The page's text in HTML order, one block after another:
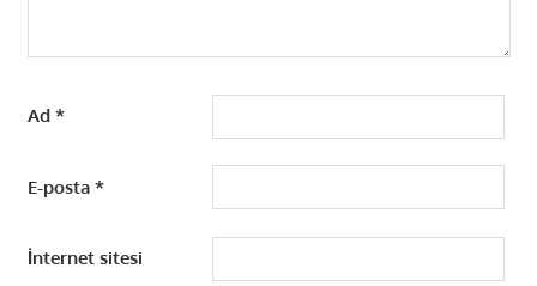
Ad *
E-posta *
İnternet sitesi